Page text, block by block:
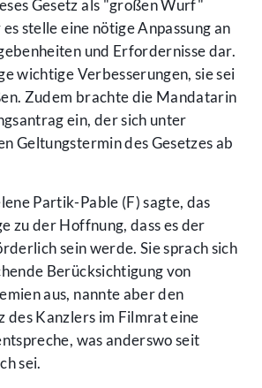
Gesetz als "großen Wurf"
stelle eine nötige Anpassung an
und Erfordernisse dar.
wichtige Verbesserungen, sie sei
Zudem brachte die Mandatarin
ein, der sich unter
Geltungstermin des Gesetzes ab
Partik-Pable (F) sagte, das
zu der Hoffnung, dass es der
sein werde. Sie sprach sich
Berücksichtigung von
aus, nannte aber den
des Kanzlers im Filmrat eine
was anderswo seit
sei.